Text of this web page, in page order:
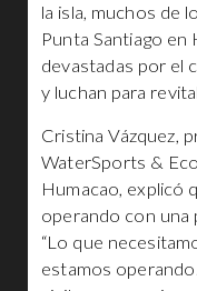
la isla, muchos de
Punta Santiago en
devastadas por el
y luchan para
Cristina Vázquez,
WaterSports &
Humacao, explicó
operando con una
“Lo que
estamos